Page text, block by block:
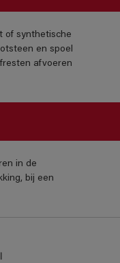
of synthetische
en spoel
afvoeren
in de
bij een